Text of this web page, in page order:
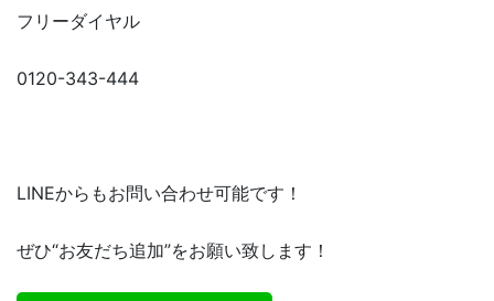
フリーダイヤル
0120-343-444
LINEからもお問い合わせ可能です！
ぜひ“お友だち追加”をお願い致します！